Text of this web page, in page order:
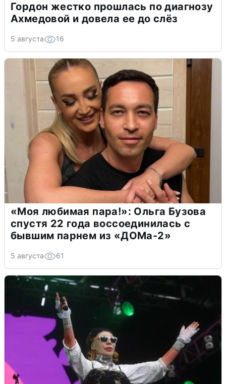
Гордон жестко прошлась по диагнозу
Ахмедовой и довела ее до слёз
5 августа 16
«Моя любимая пара!»: Ольга Бузова
спустя 22 года воссоединилась с
бывшим парнем из «ДОМа-2»
5 августа 61